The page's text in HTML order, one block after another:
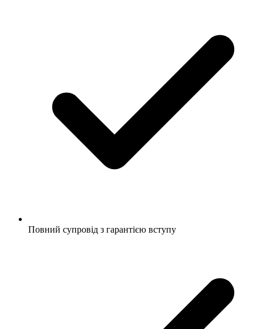
Повний супровід з гарантією вступу